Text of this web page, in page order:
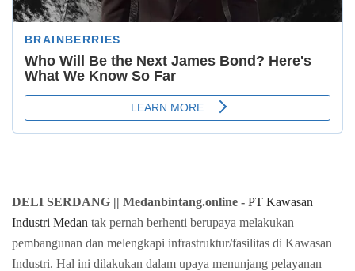
DELI SERDANG || Medanbintang.online - PT Kawasan
Industri Medan tak pernah berhenti berupaya melakukan
pembangunan dan melengkapi infrastruktur/fasilitas di Kawasan
Industri. Hal ini dilakukan dalam upaya menunjang pelayanan